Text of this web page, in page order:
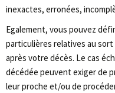
inexactes, erronées,
Egalement, vous pouvez
particulières relatives au
après votre décès. Le cas
décédée peuvent exiger de
leur proche et/ou de